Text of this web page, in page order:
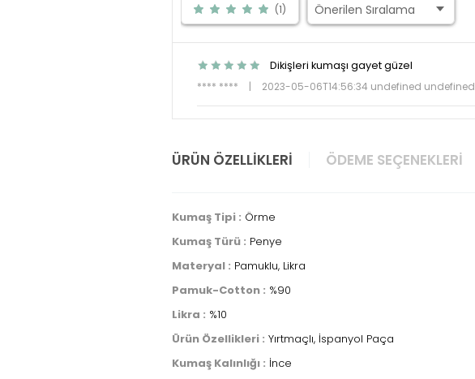
(1)
Dikişleri kumaşı gayet güzel
**** ****
| 2023-05-06T14:56:34 undefined undefined
ÜRÜN ÖZELLIKLERI ÖDEME SEÇENEKLERI
Kumaş Tipi : Örme
Kumaş Türü : Penye
Materyal : Pamuklu, Likra
Pamuk-Cotton : %90
Likra : %10
Ürün Özellikleri : Yırtmaçlı, İspanyol Paça
Kumaş Kalınlığı : İnce